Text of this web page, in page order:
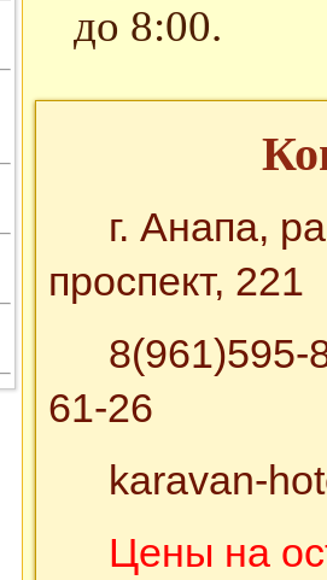
до 8:00.
г. Анапа,
проспект, 221
8(961)595-
61-26
karavan-
Цены на